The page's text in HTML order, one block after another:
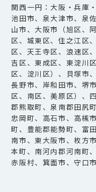
関西一円：大阪・兵庫
池田市、泉大津市、泉
山市、大阪市（旭区、
区、城東区、住之江区
区、天王寺区、浪速区
吉区、東成区、東淀川
区、淀川区）、貝塚市
長野市、岸和田市、堺
区、南区、美原区）、
郡熊取町、泉南郡田尻
忠岡町、高石市、高槻
町、豊能郡能勢町、富
南市、東大阪市、枚方
本町、南河内郡河南町
赤阪村、箕面市、守口